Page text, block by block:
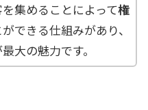
集めることによって権
できる仕組みがあり、
大の魅力です。